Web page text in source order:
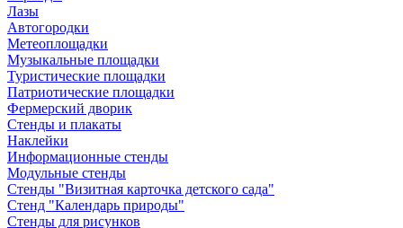
Лазы
Автогородки
Метеоплощадки
Музыкальные площадки
Туристические площадки
Патриотические площадки
Фермерский дворик
Стенды и плакаты
Наклейки
Информационные стенды
Модульные стенды
Стенды "Визитная карточка детского сада"
Стенд "Календарь природы"
Стенды для рисунков